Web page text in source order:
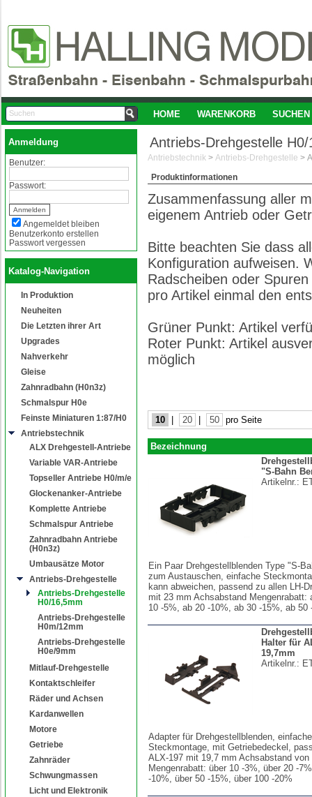
HOME WARENKORB SUCHEN
Anmeldung
Benutzer:
Passwort:
Angemeldet bleiben
Benutzerkonto erstellen
Passwort vergessen
Katalog-Navigation
In Produktion
Neuheiten
Die Letzten ihrer Art
Upgrades
Nahverkehr
Gleise
Zahnradbahn (H0n3z)
Schmalspur H0e
Feinste Miniaturen 1:87/H0
Antriebstechnik
ALX Drehgestell-Antriebe
Variable VAR-Antriebe
Topseller Antriebe H0/m/e
Glockenanker-Antriebe
Komplette Antriebe
Schmalspur Antriebe
Zahnradbahn Antriebe
(H0n3z)
Umbausätze Motor
Antriebs-Drehgestelle
Antriebs-Drehgestelle
H0/16,5mm
Antriebs-Drehgestelle
H0m/12mm
Antriebs-Drehgestelle
H0e/9mm
Mitlauf-Drehgestelle
Kontaktschleifer
Räder und Achsen
Kardanwellen
Motore
Getriebe
Zahnräder
Schwungmassen
Licht und Elektronik
Antriebs-Drehgestelle
Antriebstechnik > Antriebs-Drehgestelle >
Produktinformationen
Zusammenfassung aller
eigenem Antrieb oder
Bitte beachten Sie dass
Konfiguration aufweisen.
Radscheiben oder
pro Artikel einmal den
Grüner Punkt: Artikel
Roter Punkt: Artikel
möglich
10 20 50 pro Seite
Bezeichnung
"S-Bahn
Artikelnr.:
Ein Paar Drehgestellblenden Type "S-
zum Austauschen, einfache
kann abweichen, passend zu allen LH-
mit 23 mm Achsabstand Mengenrabatt:
10 -5%, ab 20 -10%, ab 30 -15%, ab 50
Halter für
19,7mm
Artikelnr.:
Adapter für Drehgestellblenden, einfache
Steckmontage, mit Getriebedeckel,
ALX-197 mit 19,7 mm Achsabstand von
Mengenrabatt: über 10 -3%, über 20 -
-10%, über 50 -15%, über 100 -20%